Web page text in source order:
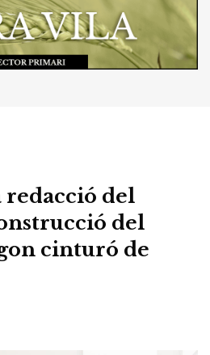
redacció del
del
cinturó de